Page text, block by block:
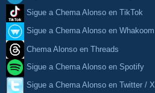
Sigue a Chema Alonso en TikTok
Sigue a Chema Alonso en Whakoom
Chema Alonso en Threads
Sigue a Chema Alonso en Spotify
Sigue a Chema Alonso en Twitter / X